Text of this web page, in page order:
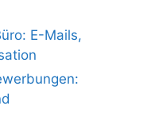
E-Mails,